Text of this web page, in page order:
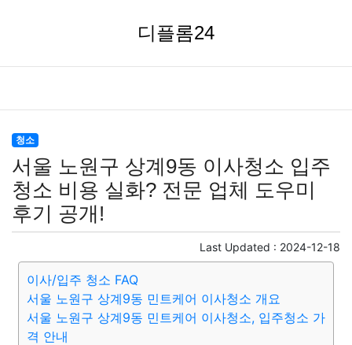
디플롬24
청소
서울 노원구 상계9동 이사청소 입주
청소 비용 실화? 전문 업체 도우미
후기 공개!
Last Updated : 2024-12-18
이사/입주 청소 FAQ
서울 노원구 상계9동 민트케어 이사청소 개요
서울 노원구 상계9동 민트케어 이사청소, 입주청소 가
격 안내